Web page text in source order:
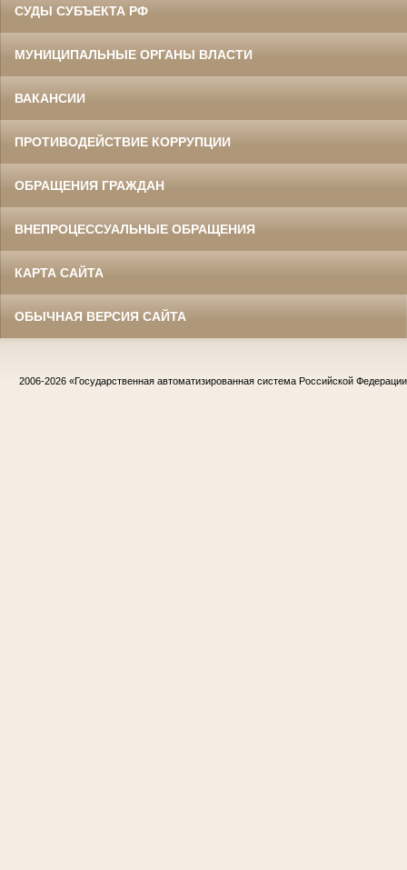
СУДЫ СУБЪЕКТА РФ
МУНИЦИПАЛЬНЫЕ ОРГАНЫ ВЛАСТИ
ВАКАНСИИ
ПРОТИВОДЕЙСТВИЕ КОРРУПЦИИ
ОБРАЩЕНИЯ ГРАЖДАН
ВНЕПРОЦЕССУАЛЬНЫЕ ОБРАЩЕНИЯ
КАРТА САЙТА
ОБЫЧНАЯ ВЕРСИЯ САЙТА
2006-2026 «Государственная автоматизированная система Российской